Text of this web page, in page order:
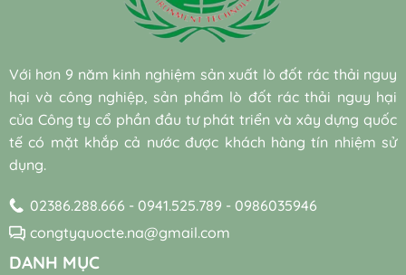
Với hơn 9 năm kinh nghiệm sản xuất lò đốt rác thải nguy
hại và công nghiệp, sản phẩm lò đốt rác thải nguy hại
của Công ty cổ phần đầu tư phát triển và xây dựng quốc
tế có mặt khắp cả nước được khách hàng tín nhiệm sử
dụng.
02386.288.666 - 0941.525.789 - 0986035946
congtyquocte.na@gmail.com
DANH MỤC